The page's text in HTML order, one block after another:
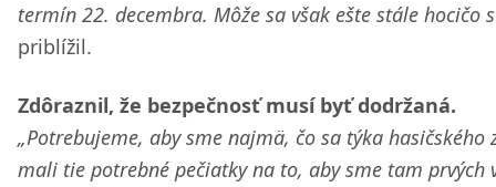
termín 22. decembra. Môže sa však ešte stále hocičo
priblížil.
Zdôraznil, že bezpečnosť musí byť dodržaná.
„Potrebujeme, aby sme najmä, čo sa týka hasičského
mali tie potrebné pečiatky na to, aby sme tam prvých